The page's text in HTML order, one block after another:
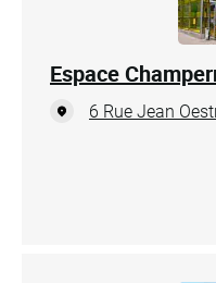
Espace
6 Rue Jean